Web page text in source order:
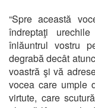
“Spre această
îndreptaţi
înlăuntrul vostru
degrabă decât
voastră şi vă
vocea care umple
virtute, care